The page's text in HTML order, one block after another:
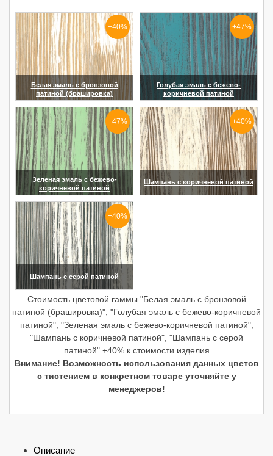
Белая эмаль с бронзовой
патиной (брашировка)
(увеличить)
+40%
Голубая эмаль с бежево-
коричневой патиной
(увеличить)
+47%
Зеленая эмаль с бежево-
коричневой патиной
(увеличить)
+47%
Шампань с коричневой патиной
+40%
Шампань с серой патиной
+40%
Стоимость цветовой гаммы "Белая эмаль с бронзовой
патиной (брашировка)", "Голубая эмаль с бежево-коричневой
патиной", "Зеленая эмаль с бежево-коричневой патиной",
"Шампань с коричневой патиной", "Шампань с серой
патиной" +40% к стоимости изделия
Внимание! Возможность использования данных цветов
с тистением в конкретном товаре уточняйте у
менеджеров!
Описание